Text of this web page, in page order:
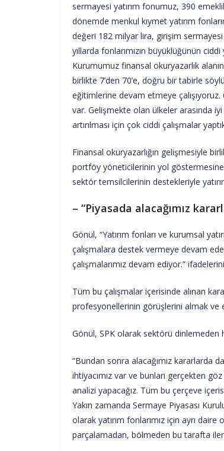
sermayesi yatırım fonumuz, 390
dönemde menkul kıymet yatırım
değeri 182 milyar lira, girişim sermayesi
yıllarda fonlarımızın büyüklüğünün
Kurumumuz finansal okuryazarlık
birlikte 7’den 70’e, doğru bir tabirle
eğitimlerine devam etmeye
var. Gelişmekte olan ülkeler arasında
artırılması için çok ciddi çalışmalar
Finansal okuryazarlığın gelişmesiyle
portföy yöneticilerinin yol göstermesine
sektör temsilcilerinin destekleriyle
– “Piyasada alacağımız
Gönül, “Yatırım fonları ve kurumsal
çalışmalara destek vermeye devam
çalışmalarımız devam ediyor.”
Tüm bu çalışmalar içerisinde alınan
profesyonellerinin görüşlerini almak ve
Gönül, SPK olarak sektörü dinlemeden
“Bundan sonra alacağımız kararlarda
ihtiyacımız var ve bunları gerçekten
analizi yapacağız. Tüm bu çerçeve
Yakın zamanda Sermaye Piyasası
olarak yatırım fonlarımız için ayrı
parçalamadan, bölmeden bu tarafta